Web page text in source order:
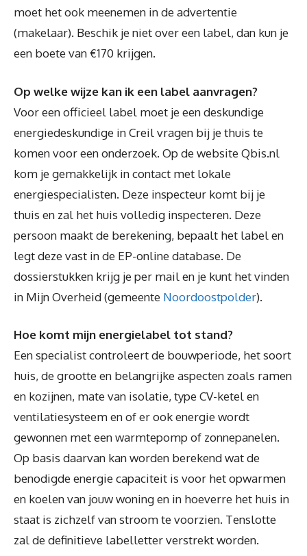
moet het ook meenemen in de advertentie
(makelaar). Beschik je niet over een label, dan kun je
een boete van €170 krijgen.
Op welke wijze kan ik een label aanvragen?
Voor een officieel label moet je een deskundige
energiedeskundige in Creil vragen bij je thuis te
komen voor een onderzoek. Op de website Qbis.nl
kom je gemakkelijk in contact met lokale
energiespecialisten. Deze inspecteur komt bij je
thuis en zal het huis volledig inspecteren. Deze
persoon maakt de berekening, bepaalt het label en
legt deze vast in de EP-online database. De
dossierstukken krijg je per mail en je kunt het vinden
in Mijn Overheid (gemeente Noordoostpolder).
Hoe komt mijn energielabel tot stand?
Een specialist controleert de bouwperiode, het soort
huis, de grootte en belangrijke aspecten zoals ramen
en kozijnen, mate van isolatie, type CV-ketel en
ventilatiesysteem en of er ook energie wordt
gewonnen met een warmtepomp of zonnepanelen.
Op basis daarvan kan worden berekend wat de
benodigde energie capaciteit is voor het opwarmen
en koelen van jouw woning en in hoeverre het huis in
staat is zichzelf van stroom te voorzien. Tenslotte
zal de definitieve labelletter verstrekt worden.